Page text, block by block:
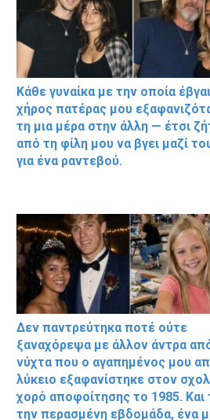
Κάθε γυναίκα με την οποία
χήρος πατέρας μου
τη μια μέρα στην άλλη — έτσι
από τη φίλη μου να βγει μαζί
για ένα ραντεβού.
Δεν παντρεύτηκα ποτέ ούτε
ξαναχόρεψα με άλλον άντρα
νύχτα που ο αγαπημένος μου
λύκειο εξαφανίστηκε στον
χορό αποφοίτησης το 1985. Και
την περασμένη εβδομάδα, ένα